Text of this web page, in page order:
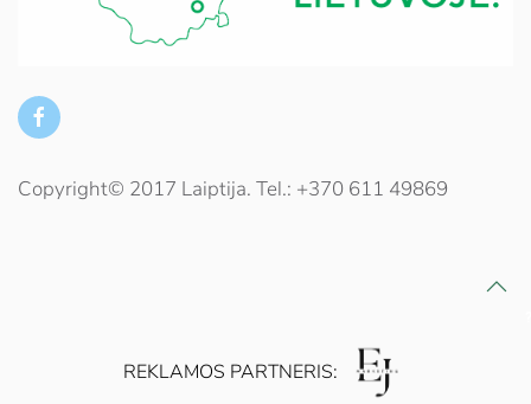
Copyright© 2017 Laiptija. Tel.: +370 611 49869
REKLAMOS PARTNERIS: